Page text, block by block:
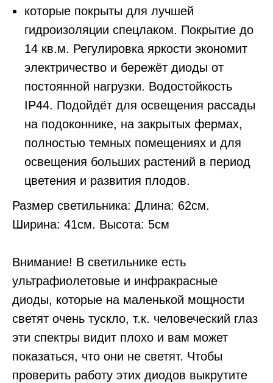
которые покрыты для лучшей
гидроизоляции спецлаком. Покрытие до
14 кв.м. Регулировка яркости экономит
электричество и бережёт диоды от
постоянной нагрузки. Водостойкость
IP44. Подойдёт для освещения рассады
на подоконнике, на закрытых фермах,
полностью темных помещениях и для
освещения больших растений в период
цветения и развития плодов.
Размер светильника: Длина: 62см.
Ширина: 41см. Высота: 5см
Внимание! В светильнике есть
ультрафиолетовые и инфракрасные
диоды, которые на маленькой мощности
светят очень тускло, т.к. человеческий глаз
эти спектры видит плохо и вам может
показаться, что они не светят. Чтобы
проверить работу этих диодов выкрутите